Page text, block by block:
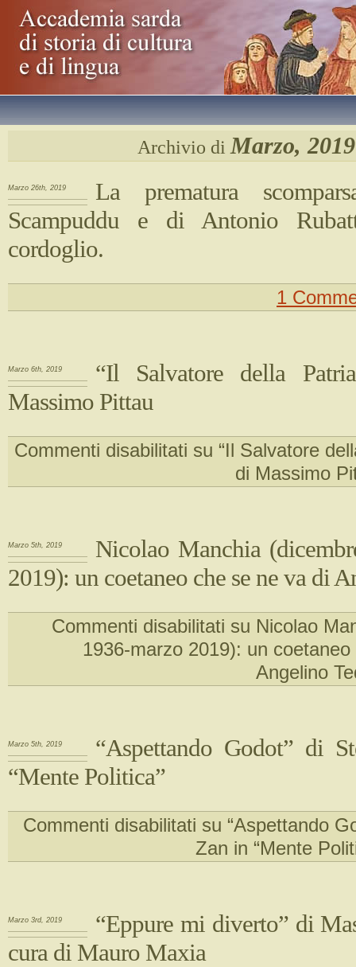
Archivio di Marzo, 2019
Marzo 26th, 2019
La prematura
Scampuddu e di Antonio
cordoglio.
1
Marzo 6th, 2019
“Il Salvatore della
Massimo Pittau
Commenti disabilitati su “Il Salvatore
di Massimo
Marzo 5th, 2019
Nicolao Manchia
2019): un coetaneo che se ne va di
Commenti disabilitati su Nicolao
1936-marzo 2019): un
Angelino
Marzo 5th, 2019
“Aspettando Godot” di
“Mente Politica”
Commenti disabilitati su “Aspettando
Zan in “Mente
Marzo 3rd, 2019
“Eppure mi diverto” di
cura di Mauro Maxia